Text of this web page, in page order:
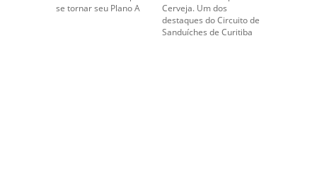
se tornar seu Plano A
Cerveja. Um dos
destaques do Circuito de
Sanduíches de Curitiba